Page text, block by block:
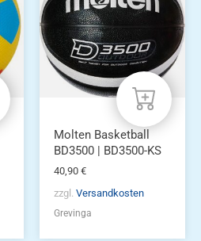
Molten Basketball
BD3500 | BD3500-KS
40,90 €
zzgl. Versandkosten
Grevinga